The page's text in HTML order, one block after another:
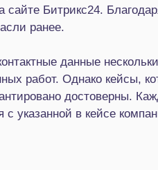
сайте Битрикс24.
ранее.
данные
работ. Однако кейсы,
достоверны.
указанной в кейсе